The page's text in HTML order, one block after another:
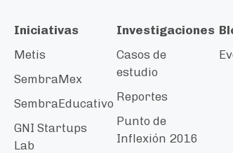
Iniciativas
Metis
SembraMex
SembraEducativo
GNI Startups
Lab
Investigaciones
Casos de
estudio
Reportes
Punto de
Inflexión 2016